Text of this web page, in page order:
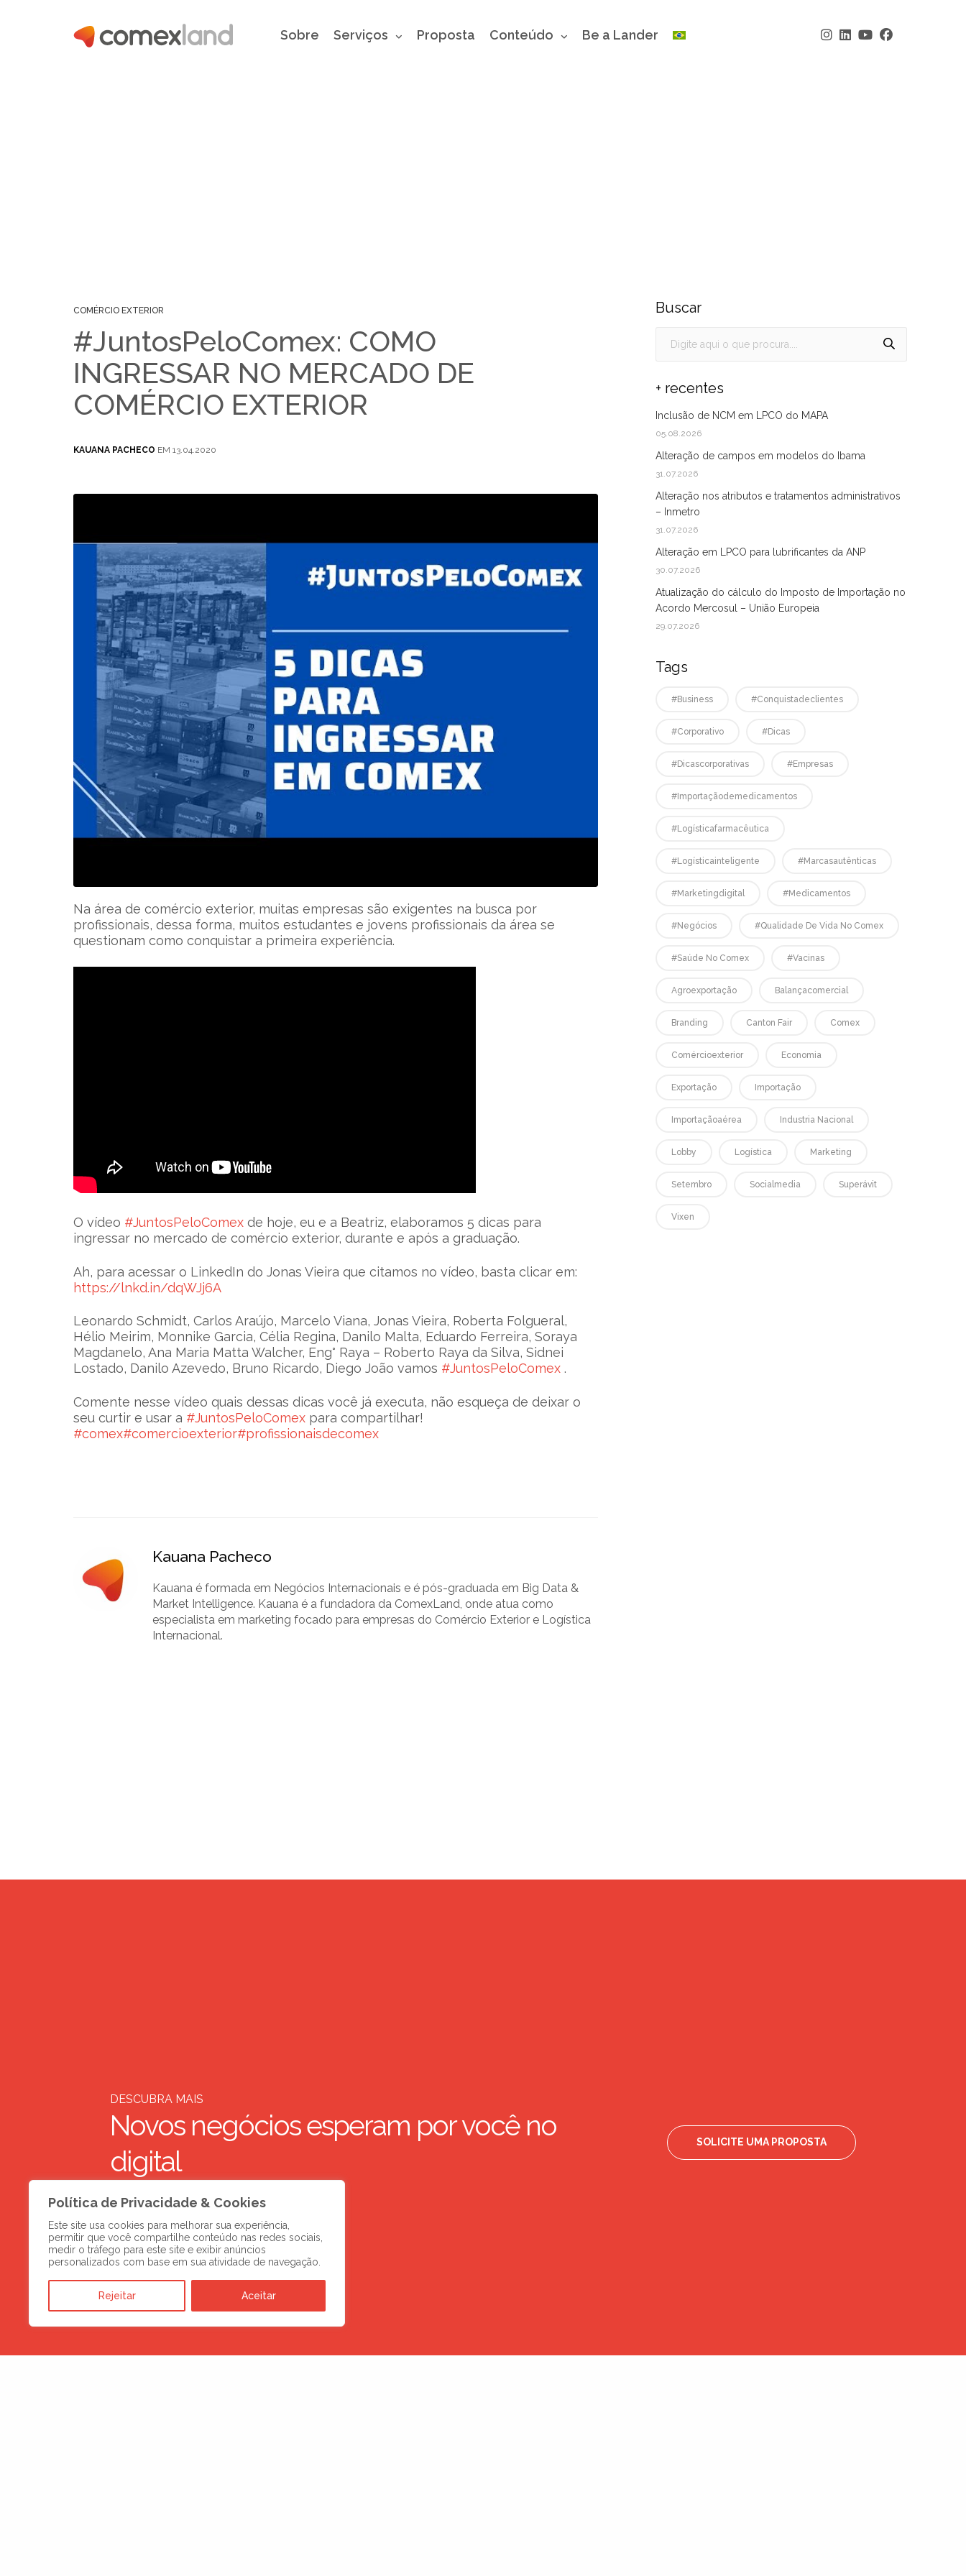
Política de Privacidade & Cookies
Este site usa cookies para melhorar sua experiência,
permitir que você compartilhe conteúdo nas redes sociais,
medir o tráfego para este site e exibir anúncios
personalizados com base em sua atividade de navegação.
Rejeitar Aceitar
Sobre Serviços Proposta Conteúdo Be a Lander
COMÉRCIO EXTERIOR
#JuntosPeloComex: COMO
INGRESSAR NO MERCADO DE
COMÉRCIO EXTERIOR
KAUANA PACHECO EM 13.04.2020
Na área de comércio exterior, muitas empresas são exigentes na busca por
profissionais, dessa forma, muitos estudantes e jovens profissionais da área se
questionam como conquistar a primeira experiência.
O vídeo #JuntosPeloComex de hoje, eu e a Beatriz, elaboramos 5 dicas para
ingressar no mercado de comércio exterior, durante e após a graduação.
Ah, para acessar o LinkedIn do Jonas Vieira que citamos no vídeo, basta clicar em:
https://lnkd.in/dqWJj6A
Leonardo Schmidt, Carlos Araújo, Marcelo Viana, Jonas Vieira, Roberta Folgueral,
Hélio Meirim, Monnike Garcia, Célia Regina, Danilo Malta, Eduardo Ferreira, Soraya
Magdanelo, Ana Maria Matta Walcher, Eng° Raya – Roberto Raya da Silva, Sidnei
Lostado, Danilo Azevedo, Bruno Ricardo, Diego João vamos #JuntosPeloComex .
Comente nesse vídeo quais dessas dicas você já executa, não esqueça de deixar o
seu curtir e usar a #JuntosPeloComex para compartilhar!
#comex#comercioexterior#profissionaisdecomex
Kauana Pacheco
Kauana é formada em Negócios Internacionais e é pós-graduada em Big Data &
Market Intelligence. Kauana é a fundadora da ComexLand, onde atua como
especialista em marketing focado para empresas do Comércio Exterior e Logística
Internacional.
Buscar
+ recentes
Inclusão de NCM em LPCO do MAPA
05.08.2026
Alteração de campos em modelos do Ibama
31.07.2026
Alteração nos atributos e tratamentos administrativos
– Inmetro
31.07.2026
Alteração em LPCO para lubrificantes da ANP
30.07.2026
Atualização do cálculo do Imposto de Importação no
Acordo Mercosul – União Europeia
29.07.2026
Tags
#business #conquistadeclientes
#corporativo #dicas
#dicascorporativas #empresas
#Importaçãodemedicamentos
#logísticafarmacêutica
#logísticainteligente #marcasautênticas
#marketingdigital #medicamentos
#negócios #qualidade De Vida No Comex
#saúde No Comex #vacinas
Agroexportação Balançacomercial
Branding Canton Fair Comex
Comércioexterior Economia
Exportação Importação
Importaçãoaérea Industria Nacional
Lobby Logística Marketing
Setembro Socialmedia Superávit
Vixen
DESCUBRA MAIS
Novos negócios esperam por você no
digital
SOLICITE UMA PROPOSTA